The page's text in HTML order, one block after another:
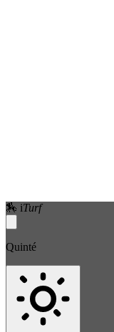
🏇 iTurf
Quinté